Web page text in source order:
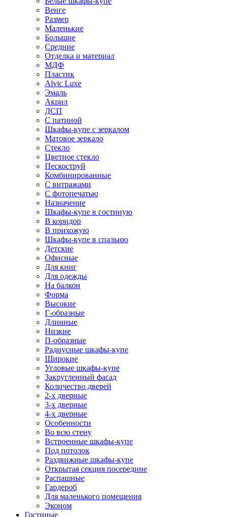
Венге
Размер
Маленькие
Большие
Средние
Отделка и материал
МДФ
Пластик
Alvic Luxe
Эмаль
Акрил
ДСП
С патиной
Шкафы-купе с зеркалом
Матовое зеркало
Стекло
Цветное стекло
Пескоструй
Комбинированные
С витражами
С фотопечатью
Назначение
Шкафы-купе в гостиную
В коридор
В прихожую
Шкафы-купе в спальню
Детские
Офисные
Для книг
Для одежды
На балкон
Форма
Высокие
Г-образные
Длинные
Низкие
П-образные
Радиусные шкафы-купе
Широкие
Угловые шкафы-купе
Закругленный фасад
Количество дверей
2-х дверные
3-х дверные
4-х дверные
Особенности
Во всю стену
Встроенные шкафы-купе
Под потолок
Раздвижные шкафы-купе
Открытая секция посередине
Распашные
Гардероб
Для маленького помещения
Эконом
Гостиные